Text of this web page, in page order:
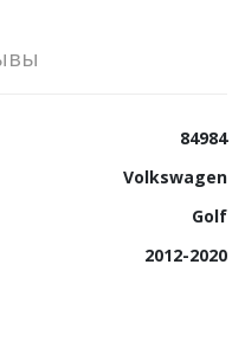
84984
Volkswagen
Golf
2012-2020